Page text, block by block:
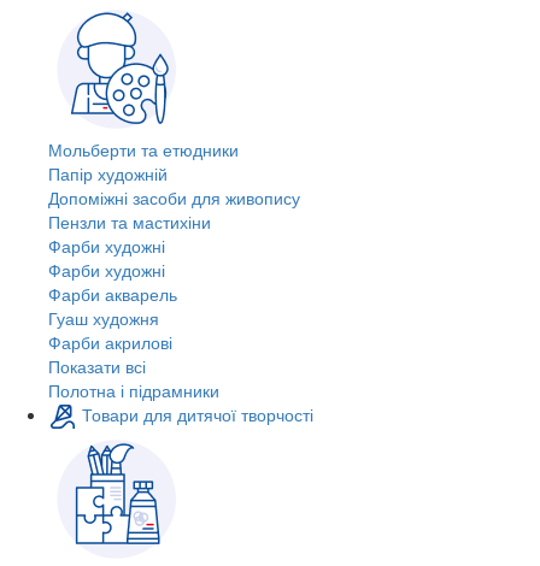
Мольберти та етюдники
Папір художній
Допоміжні засоби для живопису
Пензли та мастихіни
Фарби художні
Фарби художні
Фарби акварель
Гуаш художня
Фарби акрилові
Показати всі
Полотна і підрамники
Товари для дитячої творчості